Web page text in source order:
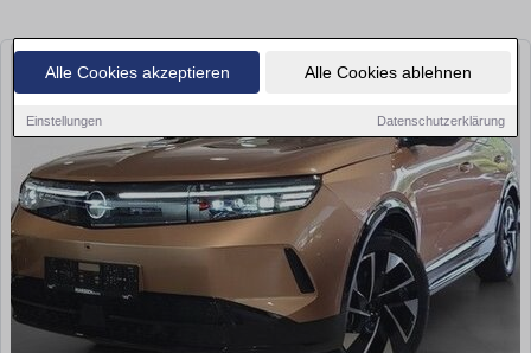
Alle Cookies akzeptieren Alle Cookies ablehnen
Einstellungen Datenschutzerklärung